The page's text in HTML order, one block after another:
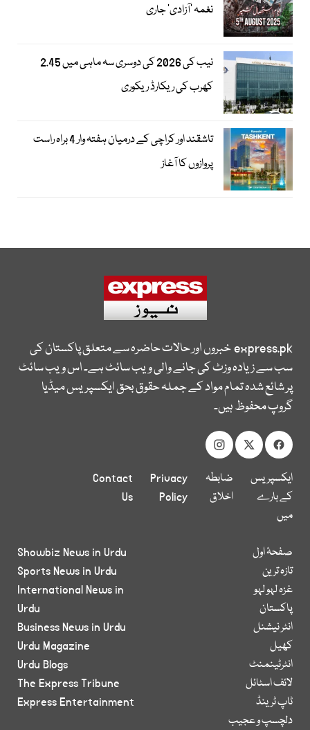
نغمہ ’آزادی‘ جاری
نیب کی 2026 کی دوسری سہ ماہی میں 2.45
کھرب کی ریکارڈ ریکوری
تاشقند اور کراچی کے درمیان ہفتہ وار 4 براہ راست
پروازوں کا آغاز
express.pkخبروں اور حالات حاضرہ سے متعلق پاکستان کی
سب سے زیادہ وزٹ کی جانے والی ویب سائٹ ہے۔ اس ویب سائٹ
پر شائع شدہ تمام مواد کے جملہ حقوق بحق ایکسپریس میڈیا
گروپ محفوظ ہیں۔
ایکسپریس
کے بارے
میں
ضابطہ
اخلاق
Privacy
Policy
Contact
Us
صفحۂ اول
تازہ ترین
غزہ لہو لہو
پاکستان
انٹر نیشنل
کھیل
انٹرٹینمنٹ
لائف اسٹائل
ٹاپ ٹرینڈ
دلچسپ و عجیب
Showbiz News in Urdu
Sports News in Urdu
International News in
Urdu
Business News in Urdu
Urdu Magazine
Urdu Blogs
The Express Tribune
Express Entertainment